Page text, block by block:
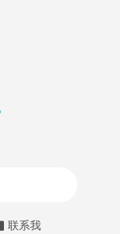
联系我